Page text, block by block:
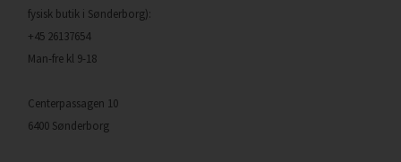
fysisk butik i Sønderborg):
+45 26137654
Man-fre kl 9-18
Centerpassagen 10
6400 Sønderborg